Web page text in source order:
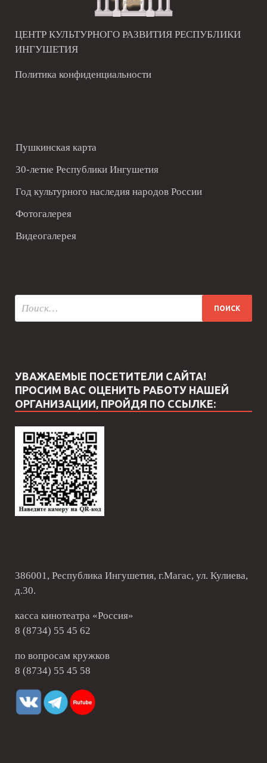
ЦЕНТР КУЛЬТУРНОГО РАЗВИТИЯ РЕСПУБЛИКИ
ИНГУШЕТИЯ
Политика конфиденциальности
Пушкинская карта
30-летие Республики Ингушетия
Год культурного наследия народов России
Фотогалерея
Видеогалерея
УВАЖАЕМЫЕ ПОСЕТИТЕЛИ САЙТА!
ПРОСИМ ВАС ОЦЕНИТЬ РАБОТУ НАШЕЙ
ОРГАНИЗАЦИИ, ПРОЙДЯ ПО ССЫЛКЕ:
386001, Республика Ингушетия, г.Магас, ул. Кулиева,
д.30.
касса кинотеатра «Россия»
8 (8734) 55 45 62
по вопросам кружков
8 (8734) 55 45 58